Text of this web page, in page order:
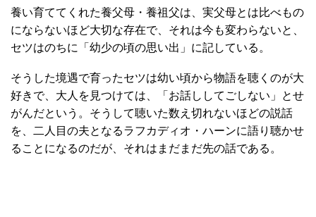
養い育ててくれた養父母・養祖父は、実父母とは比べもの
にならないほど大切な存在で、それは今も変わらないと、
セツはのちに「幼少の頃の思い出」に記している。
そうした境遇で育ったセツは幼い頃から物語を聴くのが大
好きで、大人を見つけては、「お話ししてごしない」とせ
がんだという。そうして聴いた数え切れないほどの説話
を、二人目の夫となるラフカディオ・ハーンに語り聴かせ
ることになるのだが、それはまだまだ先の話である。